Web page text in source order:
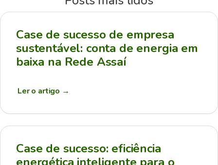
Case de sucesso de empresa
sustentável: conta de energia em
baixa na Rede Assaí
Ler o artigo →
Case de sucesso: eficiência